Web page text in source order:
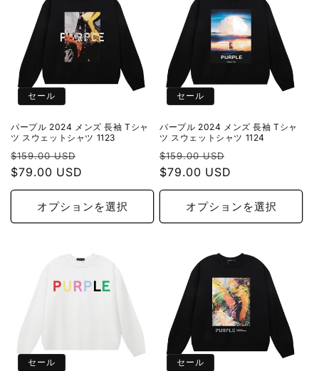
セール
パープル 2024 メンズ 長袖 Tシャ
ツ スウェットシャツ 1123
通
常
価
$159.00 USD
ル
価
格
$79.00 USD
オプションを選択
セール
パープル 2024 メンズ 長袖 Tシャ
ツ スウェットシャツ 1124
通
常
価
$159.00 USD
ル
価
格
$79.00 USD
オプションを選択
セール セール